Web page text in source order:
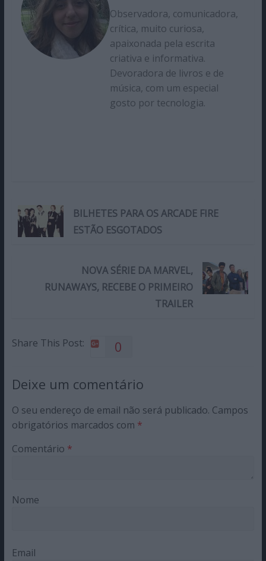
Observadora, comunicadora,
crítica, muito curiosa,
apaixonada pela escrita
criativa e informativa.
Devoradora de livros e de
música, com um especial
gosto por tecnologia.
BILHETES PARA OS ARCADE FIRE
ESTÃO ESGOTADOS
NOVA SÉRIE DA MARVEL,
RUNAWAYS, RECEBE O PRIMEIRO
TRAILER
Share This Post: 0
Deixe um comentário
O seu endereço de email não será publicado. Campos
obrigatórios marcados com *
Comentário *
Nome
Email